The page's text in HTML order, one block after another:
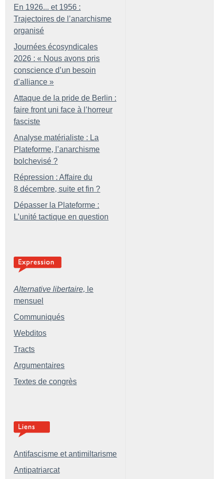
En 1926... et 1956 :
Trajectoires de l’anarchisme
organisé
Journées écosyndicales
2026 : « Nous avons pris
conscience d’un besoin
d’alliance »
Attaque de la pride de Berlin :
faire front uni face à l’horreur
fasciste
Analyse matérialiste : La
Plateforme, l’anarchisme
bolchevisé ?
Répression : Affaire du
8 décembre, suite et fin ?
Dépasser la Plateforme :
L’unité tactique en question
Alternative libertaire, le
mensuel
Communiqués
Webditos
Tracts
Argumentaires
Textes de congrès
Antifascisme et antimiltarisme
Antipatriarcat